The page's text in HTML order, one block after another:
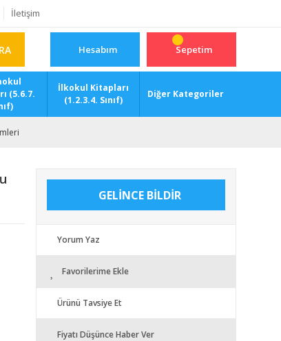
İletişim
Hesabım Sepetim
(5.6.7.
İlkokul Kitapları
(1.2.3.4. Sınıf)
Diğer Kategoriler
GELİNCE BİLDİR
Yorum Yaz
Favorilerime Ekle
Ürünü Tavsiye Et
Fiyatı Düşünce Haber Ver